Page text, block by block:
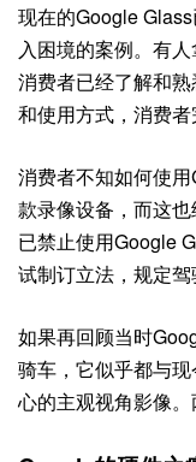
现在的Google
入困境的案例。有
消费者已经了解和
和使用方式，消费者
消费者不知如何使
款录像设备，而这
已禁止使用Google
试制订立法，规定驾
如果再回顾当时
骑车，它似乎都与
心的主观视角影像。